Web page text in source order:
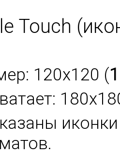
Touch
120x120 (